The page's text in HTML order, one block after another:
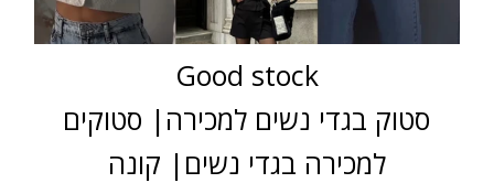
Good stock
סטוק בגדי נשים למכירה| סטוקים
למכירה בגדי נשים| קונה